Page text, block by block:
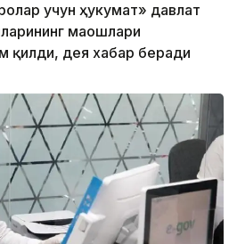
учун ҳукумат» давлат
маошлари
қилди, дея хабар беради